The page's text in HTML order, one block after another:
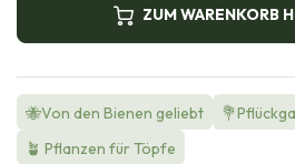
ZUM WARENKORB
🐝Von den Bienen geliebt
🪴 Pflanzen für Töpfe